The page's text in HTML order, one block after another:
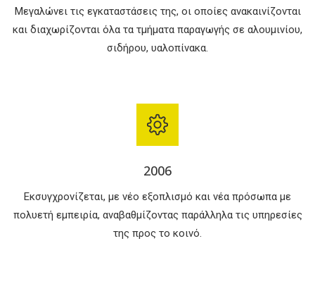
Mεγαλώνει τις εγκαταστάσεις της, οι οποίες ανακαινίζονται
και διαχωρίζονται όλα τα τμήματα παραγωγής σε αλουμινίου,
σιδήρου, υαλοπίνακα.
2006
Εκσυγχρονίζεται, με νέο εξοπλισμό και νέα πρόσωπα με
πολυετή εμπειρία, αναβαθμίζοντας παράλληλα τις υπηρεσίες
της προς το κοινό.